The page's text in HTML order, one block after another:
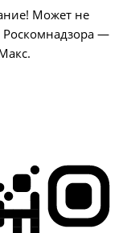
Может не
Роскомнадзора —